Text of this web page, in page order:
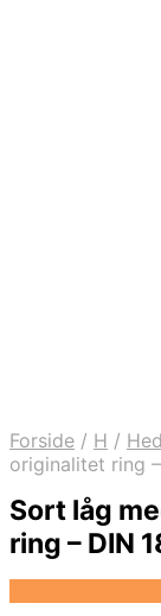
Forside / H /
originalitet ring
Sort låg
ring – DIN